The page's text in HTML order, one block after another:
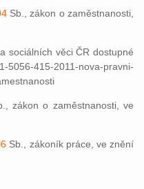
Sb., zákon o zaměstnanosti,
sociálních věci ČR dostupné
415-2011-nova-pravni-
zákon o zaměstnanosti, ve
Sb., zákoník práce, ve znění